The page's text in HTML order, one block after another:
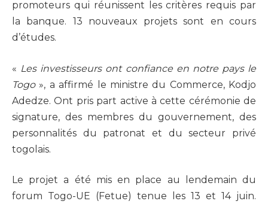
promoteurs qui réunissent les critères requis par
la banque. 13 nouveaux projets sont en cours
d’études.
« Les investisseurs ont confiance en notre pays le
Togo», a affirmé le ministre du Commerce, Kodjo
Adedze. Ont pris part active à cette cérémonie de
signature, des membres du gouvernement, des
personnalités du patronat et du secteur privé
togolais.
Le projet a été mis en place au lendemain du
forum Togo-UE (Fetue) tenue les 13 et 14 juin.